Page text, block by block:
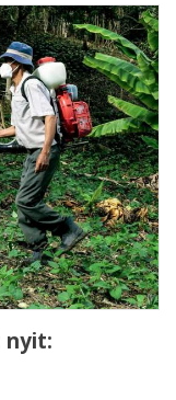
nyit: